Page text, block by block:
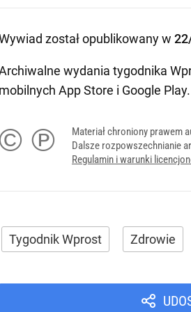
został opublikowany w
wydania tygodnika
mobilnych App Store i Google Play.
℗
Materiał chroniony prawem
Dalsze rozpowszechnianie
Regulamin i warunki
Tygodnik Wprost Zdrowie